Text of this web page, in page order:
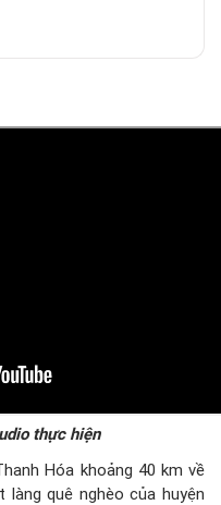
thực hiện
Hóa khoảng 40 km về
quê nghèo của huyện